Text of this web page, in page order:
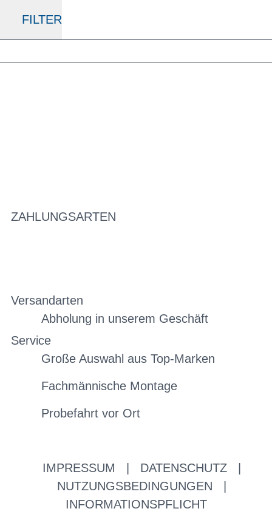
FILTER
ZAHLUNGSARTEN
Versandarten
Abholung in unserem Geschäft
Service
Große Auswahl aus Top-Marken
Fachmännische Montage
Probefahrt vor Ort
IMPRESSUM DATENSCHUTZ
NUTZUNGSBEDINGUNGEN
INFORMATIONSPFLICHT